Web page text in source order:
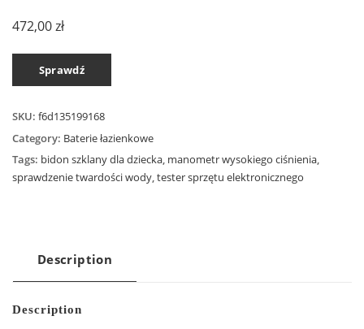
472,00zł
Sprawdź
SKU: f6d135199168
Category: Baterie łazienkowe
Tags: bidon szklany dla dziecka, manometr wysokiego ciśnienia,
sprawdzenie twardości wody,tester sprzętu elektronicznego
Description
Description